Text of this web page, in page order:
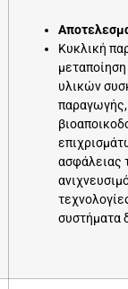
Κυκλική
υλικών
παραγωγής,
ασφάλειας
συστήματα